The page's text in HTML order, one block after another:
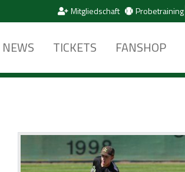
Mitgliedschaft Probetraining
NEWS TICKETS FANSHOP